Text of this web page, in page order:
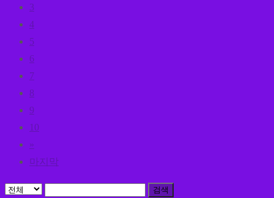
3
4
5
6
7
8
9
10
»
마지막
검색